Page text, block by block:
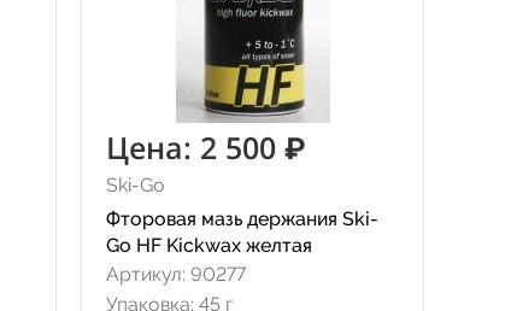
Цена: 2 500 ₽
Ski-Go
Фторовая мазь держания Ski-
Go HF Kickwax желтая
Артикул: 90277
Упаковка: 45 г